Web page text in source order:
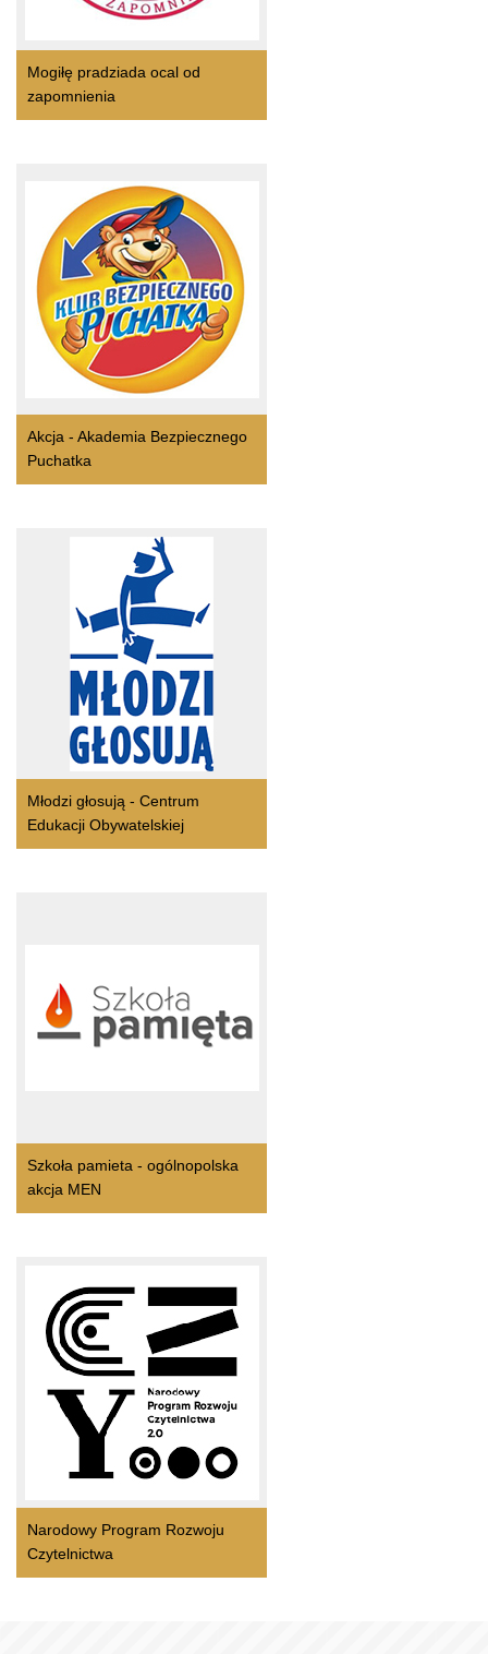
Mogiłę pradziada ocal od
zapomnienia
Akcja - Akademia Bezpiecznego
Puchatka
Młodzi głosują - Centrum
Edukacji Obywatelskiej
Szkoła pamieta - ogólnopolska
akcja MEN
Narodowy Program Rozwoju
Czytelnictwa